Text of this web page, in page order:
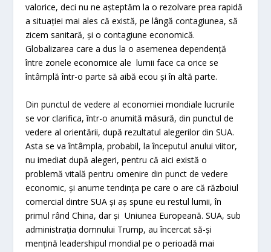
valorice, deci nu ne așteptăm la o rezolvare prea rapidă
a situației mai ales că există, pe lângă contagiunea, să
zicem sanitară, și o contagiune economică.
Globalizarea care a dus la o asemenea dependență
între zonele economice ale lumii face ca orice se
întâmplă într-o parte să aibă ecou și în altă parte.
Din punctul de vedere al economiei mondiale lucrurile
se vor clarifica, într-o anumită măsură, din punctul de
vedere al orientării, după rezultatul alegerilor din SUA.
Asta se va întâmpla, probabil, la începutul anului viitor,
nu imediat după alegeri, pentru că aici există o
problemă vitală pentru omenire din punct de vedere
economic, și anume tendința pe care o are că războiul
comercial dintre SUA și aș spune eu restul lumii, în
primul rând China, dar și Uniunea Europeană. SUA, sub
administrația domnului Trump, au încercat să-și
mențină leadershipul mondial pe o perioadă mai